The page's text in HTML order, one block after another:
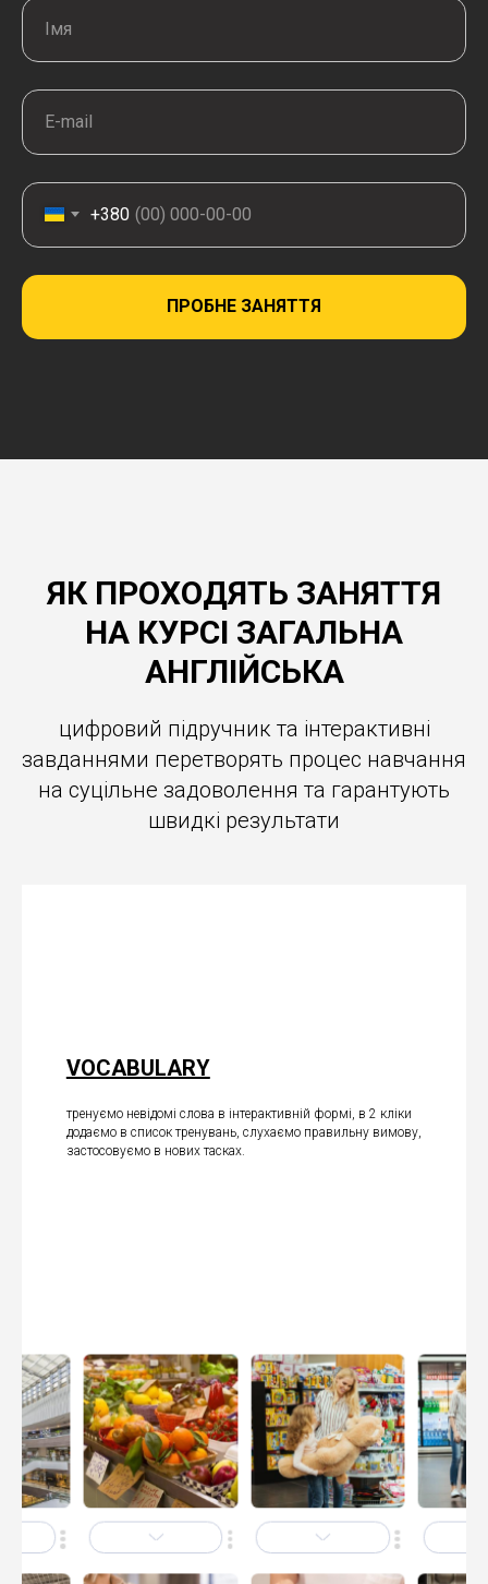
+380
ПРОБНЕ ЗАНЯТТЯ
ЯК ПРОХОДЯТЬ ЗАНЯТТЯ
НА КУРСІ ЗАГАЛЬНА
АНГЛІЙСЬКА
цифровий підручник та інтерактивні
завданнями перетворять процес навчання
на суцільне задоволення та гарантують
швидкі результати
VOCABULARY
тренуємо невідомі слова в інтерактивній формі, в 2 кліки
додаємо в список тренувань, слухаємо правильну вимову,
застосовуємо в нових тасках.